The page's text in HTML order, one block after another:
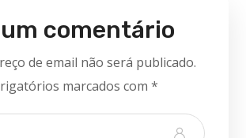
comentário
de email não será publicado.
marcados com*